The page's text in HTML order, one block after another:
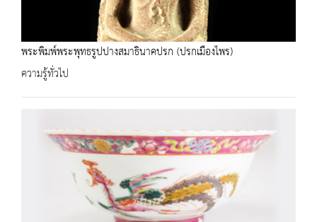
พระพิมพ์พระพุทธรูปปางสมาธินาคปรก (ปรกเมืองไพร)
ความรู้ทั่วไป